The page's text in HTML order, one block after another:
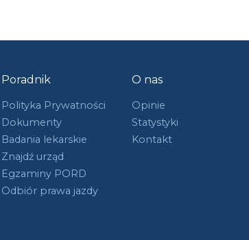
Poradnik
Polityka Prywatności
Dokumenty
Badania lekarskie
Znajdź urząd
Egzaminy PORD
Odbiór prawa jazdy
O nas
Opinie
Statystyki
Kontakt